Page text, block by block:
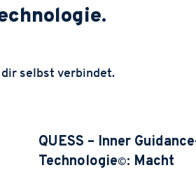
selbst verbindet.
QUESS – Inner
Technologie©: Macht